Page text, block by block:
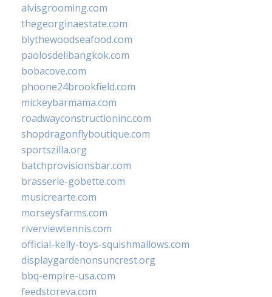
alvisgrooming.com
thegeorginaestate.com
blythewoodseafood.com
paolosdelibangkok.com
bobacove.com
phoone24brookfield.com
mickeybarmama.com
roadwayconstructioninc.com
shopdragonflyboutique.com
sportszilla.org
batchprovisionsbar.com
brasserie-gobette.com
musicrearte.com
morseysfarms.com
riverviewtennis.com
official-kelly-toys-squishmallows.com
displaygardenonsuncrest.org
bbq-empire-usa.com
feedstoreva.com